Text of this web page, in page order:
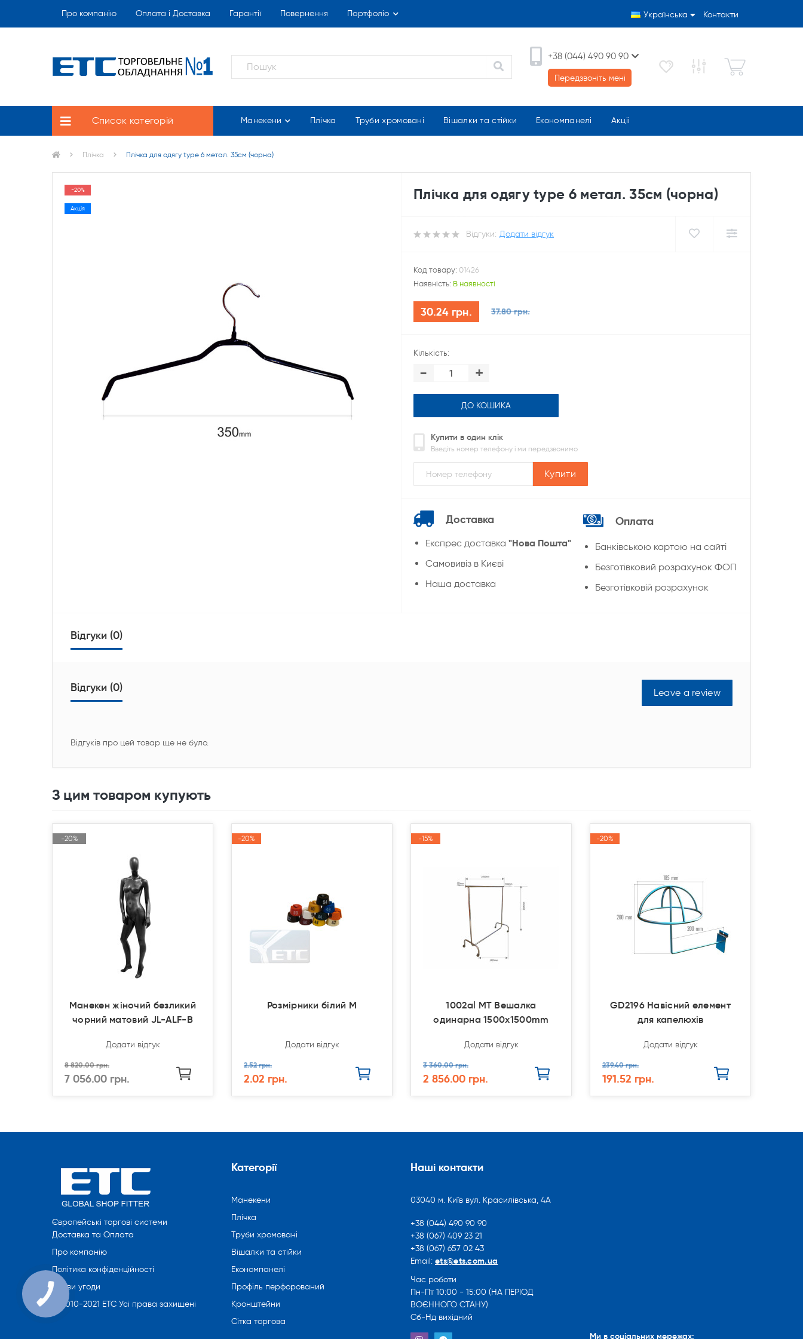
Про компанію Оплата і Доставка Гарантії Повернення Портфоліо Українська Контакти
+38 (044) 490 90 90
Передзвоніть мені
Список категорій Манекени Плічка Труби хромовані Вішалки та стійки Економпанелі Акціі
Плічка Плічка для одягу type 6 метал. 35см (чорна)
-20%
Акція
Плічка для одягу type 6 метал. 35см (чорна)
Відгуки: Додати відгук
Код товару: 01426
Наявність: В наявності
30.24 грн. 37.80 грн.
Кількість:
- +
ДО КОШИКА
Купити в один клік
Введіть номер телефону і ми передзвонимо
Купити
Доставка
Експрес доставка "Нова Пошта"
Cамовивіз в Києві
Наша доставка
Оплата
Банківською картою на сайті
Безготівковий розрахунок ФОП
Безготівковій розрахунок
Відгуки (0)
Відгуки (0) Leave a review
Відгуків про цей товар ще не було.
З цим товаром купують
-20%
-20%
Манекен жіночий безликий
чорний матовий JL-ALF-B
Додати відгук
8 820.00 грн.
7 056.00 грн.
-20%
-20%
Розмірники білий M
Додати відгук
2.52 грн.
2.02 грн.
-15%
-15%
1002al MT Вешалка
одинарна 1500x1500mm
Додати відгук
3 360.00 грн.
2 856.00 грн.
-20%
-20%
GD2196 Навісний елемент
для капелюхів
Додати відгук
239.40 грн.
191.52 грн.
Європейські торгові системи
Доставка та Оплата
Про компанію
Політика конфіденційності
Умови угоди
© 2010-2021 ETC Усі права захищені
Категорії
Манекени
Плічка
Труби хромовані
Вішалки та стійки
Економпанелі
Профіль перфорований
Кронштейни
Сітка торгова
Наші контакти
03040 м. Київ вул. Красилівська, 4А
+38 (044) 490 90 90
+38 (067) 409 23 21
+38 (067) 657 02 43
Email: ets@ets.com.ua
Час роботи
Пн-Пт 10:00 - 15:00 (НА ПЕРІОД
ВОЄННОГО СТАНУ)
Сб-Нд вихідний
Ми в соціальних мережах: